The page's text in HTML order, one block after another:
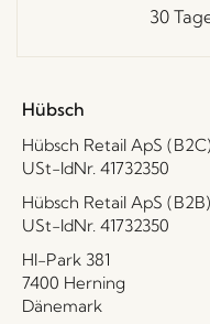
30
Hübsch
Hübsch Retail ApS (B2C)
USt-IdNr. 41732350
Hübsch Retail ApS (B2B)
USt-IdNr. 41732350
HI-Park 381
7400 Herning
Dänemark